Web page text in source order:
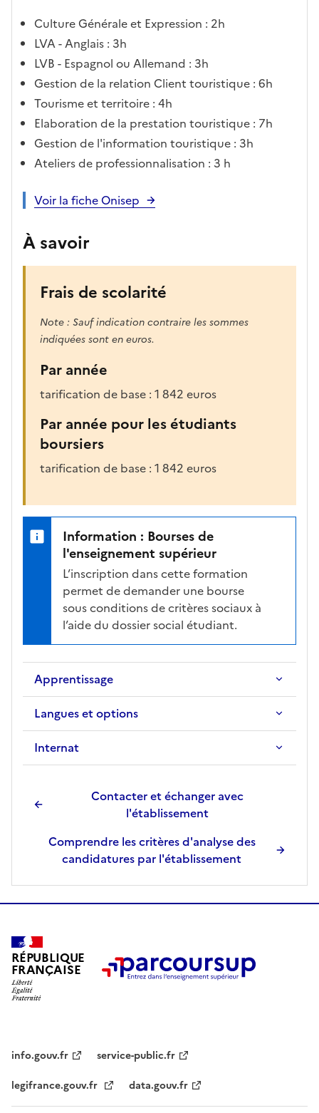
Culture Générale et Expression : 2h
LVA - Anglais : 3h
LVB - Espagnol ou Allemand : 3h
Gestion de la relation Client touristique : 6h
Tourisme et territoire : 4h
Elaboration de la prestation touristique : 7h
Gestion de l'information touristique : 3h
Ateliers de professionnalisation : 3 h
Voir la fiche Onisep
À savoir
Frais de scolarité
Note : Sauf indication contraire les sommes
indiquées sont en euros.
Par année
tarification de base : 1 842 euros
Par année pour les étudiants
boursiers
tarification de base : 1 842 euros
Information : Bourses de
l'enseignement supérieur
L’inscription dans cette formation
permet de demander une bourse
sous conditions de critères sociaux à
l’aide du dossier social étudiant.
Apprentissage
Langues et options
Internat
Contacter et échanger avec
l'établissement
Comprendre les critères d'analyse des
candidatures par l'établissement
RÉPUBLIQUE
FRANÇAISE
info.gouv.fr
service-public.fr
legifrance.gouv.fr
data.gouv.fr